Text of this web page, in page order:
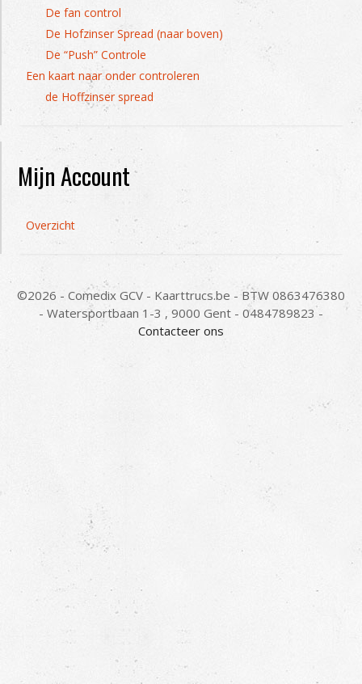
De fan control
De Hofzinser Spread (naar boven)
De “Push” Controle
Een kaart naar onder controleren
de Hoffzinser spread
Mijn Account
Overzicht
©2026 - Comedix GCV - Kaarttrucs.be - BTW 0863476380
- Watersportbaan 1-3 , 9000 Gent - 0484789823 -
Contacteer ons